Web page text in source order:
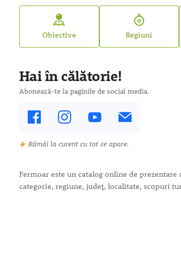
Obiective Regiuni
Hai în călătorie!
Abonează-te la paginile de social media.
Rămâi la curent cu tot ce apare.
Fermoar este un catalog online de
categorie, regiune, județ, localitate, scopuri